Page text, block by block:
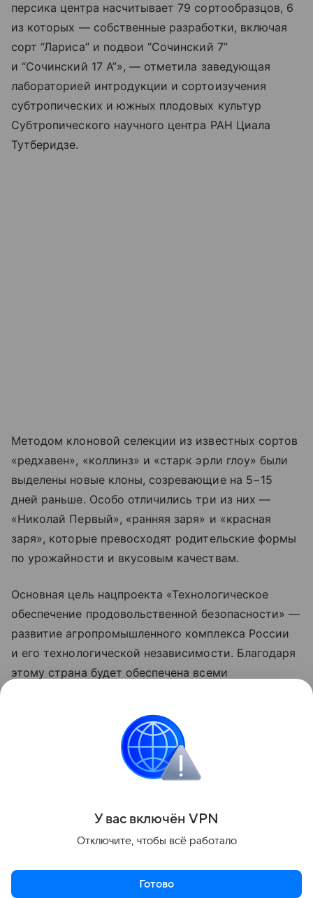
персика центра насчитывает 79 сортообразцов, 6
из которых — собственные разработки, включая
сорт “Лариса” и подвои “Сочинский 7”
и “Сочинский 17 А”», — отметила заведующая
лабораторией интродукции и сортоизучения
субтропических и южных плодовых культур
Субтропического научного центра РАН Циала
Тутберидзе.
Методом клоновой селекции из известных сортов
«редхавен», «коллинз» и «старк эрли глоу» были
выделены новые клоны, созревающие на 5−15
дней раньше. Особо отличились три из них —
«Николай Первый», «ранняя заря» и «красная
заря», которые превосходят родительские формы
по урожайности и вкусовым качествам.
Основная цель нацпроекта «Технологическое
обеспечение продовольственной безопасности» —
развитие агропромышленного комплекса России
и его технологической независимости. Благодаря
этому страна будет обеспечена всеми
больше возможностей для укрепления позиций
на мировом рынке. Обновленные нацпроекты
реализуются по решению Президента РФ
Владимира Путина с 2025 года.
Поделиться
У вас включён VPN
Отключите, чтобы всё работало
Готово